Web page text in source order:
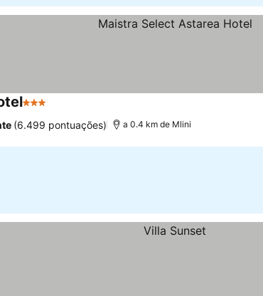
3 Estrelas
(6.499 pontuações) a 0.4 km de Mlini